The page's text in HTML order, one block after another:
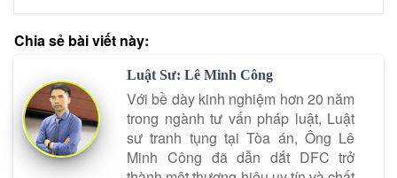
Chia sẻ bài viết này:
Luật Sư: Lê Minh Công
Với bề dày kinh nghiệm hơn 20 năm
trong ngành tư vấn pháp luật, Luật
sư tranh tụng tại Tòa án, Ông Lê
Minh Công đã dẫn dắt DFC trở